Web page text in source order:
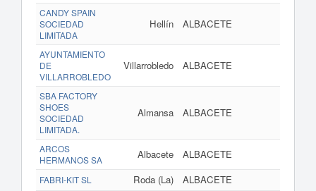
CANDY SPAIN
SOCIEDAD
LIMITADA
Hellín ALBACETE
AYUNTAMIENTO
DE
VILLARROBLEDO
Villarrobledo ALBACETE
SBA FACTORY
SHOES
SOCIEDAD
LIMITADA.
Almansa ALBACETE
ARCOS
HERMANOS SA
Albacete ALBACETE
FABRI-KIT SL Roda (La) ALBACETE